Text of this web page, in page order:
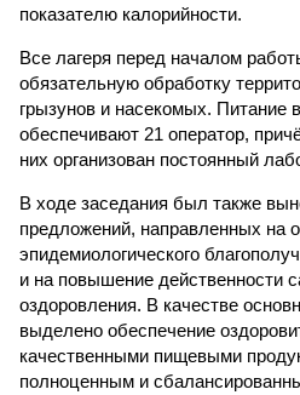
показателю калорийности.
Все лагеря перед началом
обязательную обработку
грызунов и насекомых. Питание
обеспечивают 21 оператор,
них организован постоянный
В ходе заседания был также
предложений, направленных на
эпидемиологического
и на повышение действенности
оздоровления. В качестве
выделено обеспечение
качественными пищевыми
полноценным и